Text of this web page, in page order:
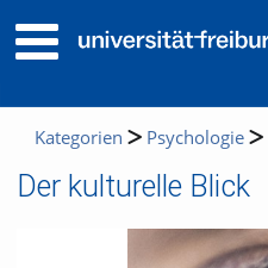
Kategorien Psychologie
Der kulturelle Blick